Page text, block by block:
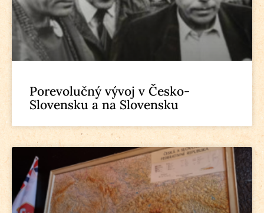
Porevolučný vývoj v Česko-
Slovensku a na Slovensku